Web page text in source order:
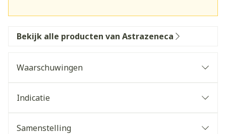
Bekijk alle producten van Astrazeneca
Waarschuwingen
Indicatie
Samenstelling